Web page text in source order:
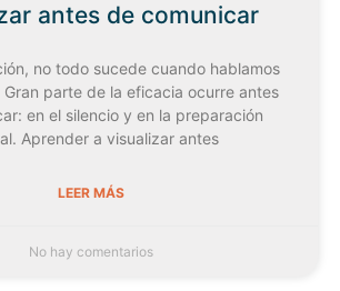
antes de comunicar
no todo sucede cuando hablamos
parte de la eficacia ocurre antes
en el silencio y en la preparación
Aprender a visualizar antes
LEER MÁS
No hay comentarios